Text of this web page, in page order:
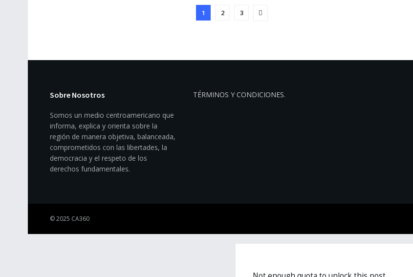
1 2 3
Sobre Nosotros
Somos un medio centroamericano que
informa, explica y orienta sobre la
región de manera objetiva, balanceada,
comprometidos con las libertades, la
democracia y el respeto de los
derechos fundamentales.
TÉRMINOS Y CONDICIONES.
© 2025 CA360